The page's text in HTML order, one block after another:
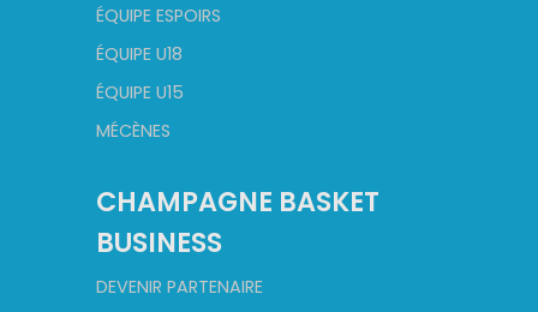
ÉQUIPE ESPOIRS
ÉQUIPE U18
ÉQUIPE U15
MÉCÈNES
CHAMPAGNE BASKET
BUSINESS
DEVENIR PARTENAIRE